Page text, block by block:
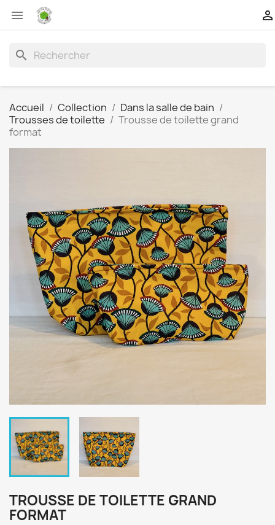
 
search
Accueil Collection
Dans la salle de bain
Trousses de toilette
Trousse de toilette grand
format
TROUSSE DE TOILETTE GRAND
FORMAT